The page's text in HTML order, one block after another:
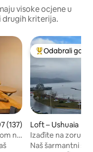
visoke ocjene u
drugih kriterija.
„Odabrali gosti”
ocjena: 4,97/5,
(137)
na
Među najviše
Odabrali gosti
Loft – Ushuaia
Izađite na zoru
je blizu
​Naš šarmantni